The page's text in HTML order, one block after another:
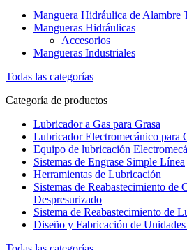
Manguera Hidráulica de Alambre
Mangueras Hidráulicas
Accesorios
Mangueras Industriales
Todas las categorías
Categoría de productos
Lubricador a Gas para Grasa
Lubricador Electromecánico para
Equipo de lubricación
Sistemas de Engrase Simple Línea
Herramientas de Lubricación
Sistemas de Reabastecimiento de
Despresurizado
Sistema de Reabastecimiento de
Diseño y Fabricación de